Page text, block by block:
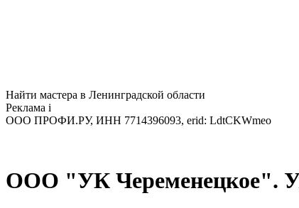
Найти мастера в Ленинградской области
Реклама i
ООО ПРОФИ.РУ, ИНН 7714396093, erid: LdtCKWmeo
ООО "УК Череменецкое".